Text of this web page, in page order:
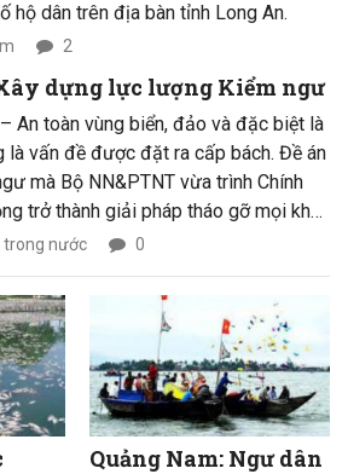
hộ dân trên địa bàn tỉnh Long An.
2
dựng lực lượng Kiểm ngư
An toàn vùng biển, đảo và đặc biệt là
là vấn đề được đặt ra cấp bách. Đề án
mà Bộ NN&PTNT vừa trình Chính
trở thành giải pháp tháo gỡ mọi khó
hải sản xa bờ của ngành thủy sản
trong nước 0
Quảng Nam: Ngư dân